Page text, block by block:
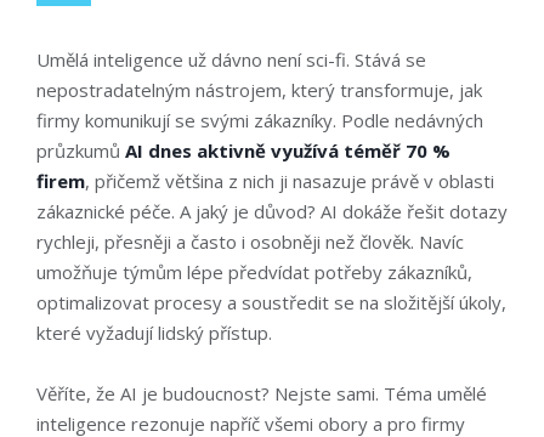
Umělá inteligence už dávno není sci-fi. Stává se
nepostradatelným nástrojem, který transformuje, jak
firmy komunikují se svými zákazníky. Podle nedávných
průzkumů AI dnes aktivně využívá téměř 70 %
firem, přičemž většina z nich ji nasazuje právě v oblasti
zákaznické péče. A jaký je důvod? AI dokáže řešit dotazy
rychleji, přesněji a často i osobněji než člověk. Navíc
umožňuje týmům lépe předvídat potřeby zákazníků,
optimalizovat procesy a soustředit se na složitější úkoly,
které vyžadují lidský přístup.
Věříte, že AI je budoucnost? Nejste sami. Téma umělé
inteligence rezonuje napříč všemi obory a pro firmy